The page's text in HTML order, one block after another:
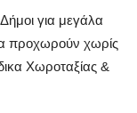
για μεγάλα
προχωρούν χωρίς
Χωροταξίας &